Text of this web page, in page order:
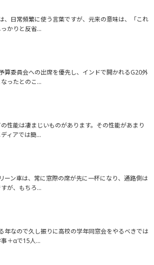
、日常頻繁に使う言葉ですが、元来の意味は、「これ
かりと反省...
算委員会への出席を優先し、インドで開かれるG20外
ったとのこ...
性能は凄まじいものがあります。その性能があまり
ィアでは簡...
ーン車は、常に窓際の席が先に一杯になり、通路側は
が、もちろ...
年なので久し振りに高校の学年同窓会をやるべきでは
＋αで15人...